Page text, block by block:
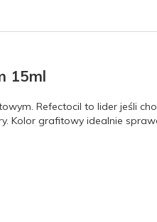
15ml
Refectocil to lider jeśli
Kolor grafitowy idealnie